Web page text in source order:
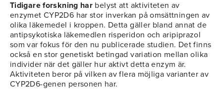
Tidigare forskning har belyst att aktiviteten av
enzymet CYP2D6 har stor inverkan på omsättningen av
olika läkemedel i kroppen. Detta gäller bland annat de
antipsykotiska läkemedlen risperidon och aripiprazol
som var fokus för den nu publicerade studien. Det finns
också en stor genetiskt betingad variation mellan olika
individer när det gäller hur aktivt detta enzym är.
Aktiviteten beror på vilken av flera möjliga varianter av
CYP2D6-genen personen har.